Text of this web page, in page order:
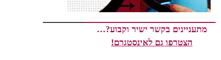
מתעניינים בקשר ישיר וקבוע?…
הצטרפו גם לאינסטגרם!